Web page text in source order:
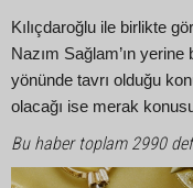
Kılıçdaroğlu ile birlikte
Nazım Sağlam’ın
yönünde tavrı olduğu
olacağı ise merak
Bu haber toplam 2990